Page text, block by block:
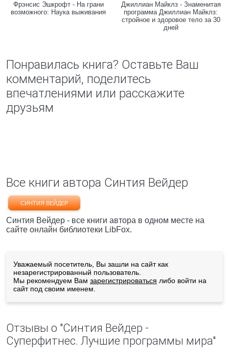
Фрэнсис Эшкрофт - На грани
возможного: Наука выживания
Джиллиан Майклз - Знаменитая
программа Джиллиан Майклз:
стройное и здоровое тело за 30
дней
Понравилась книга? Оставьте Ваш
комментарий, поделитесь
впечатлениями или расскажите
друзьям
Все книги автора Синтия Вейдер
СИНТИЯ ВЕЙДЕР
Синтия Вейдер - все книги автора в одном месте на
сайте онлайн библиотеки LibFox.
Уважаемый посетитель, Вы зашли на сайт как
незарегистрированный пользователь.
Мы рекомендуем Вам зарегистрироваться либо войти на
сайт под своим именем.
Отзывы о "Синтия Вейдер -
Суперфитнес. Лучшие программы мира"